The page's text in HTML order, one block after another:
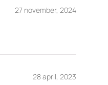
27 november, 2024
28 april, 2023